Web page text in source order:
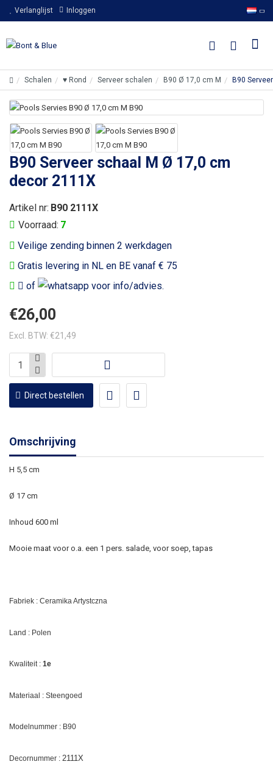
Verlanglijst Inloggen
Schalen ♥ Rond Serveer schalen B90 Ø 17,0 cm M B90
B90 Serveer schaal M Ø 17,0 cm
decor 2111X
Veilige zending binnen 2 werkdagen
Gratis levering in NL en BE vanaf € 75
of
voor info/advies.
Voorraad: 7
Artikel nr: B90 2111X
€26,00
Excl. BTW: €21,49
Direct bestellen
Omschrijving
H 5,5 cm
Ø 17 cm
Inhoud 600 ml
Mooie maat voor o.a. een 1 pers. salade, voor soep, tapas
Fabriek : Ceramika Artystczna
Land : Polen
Kwaliteit : 1e
Materiaal : Steengoed
Modelnummer : B90
Decornummer : 2111X